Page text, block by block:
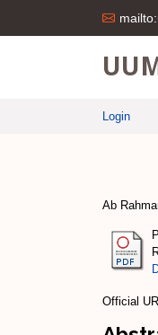
Login
Ab
Official